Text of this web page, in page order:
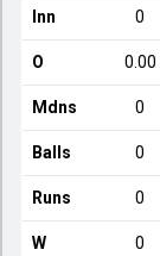
Inn 0
O 0.00
Mdns 0
Balls 0
Runs 0
W 0